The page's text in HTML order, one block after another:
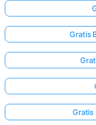
Gratis
Gratis